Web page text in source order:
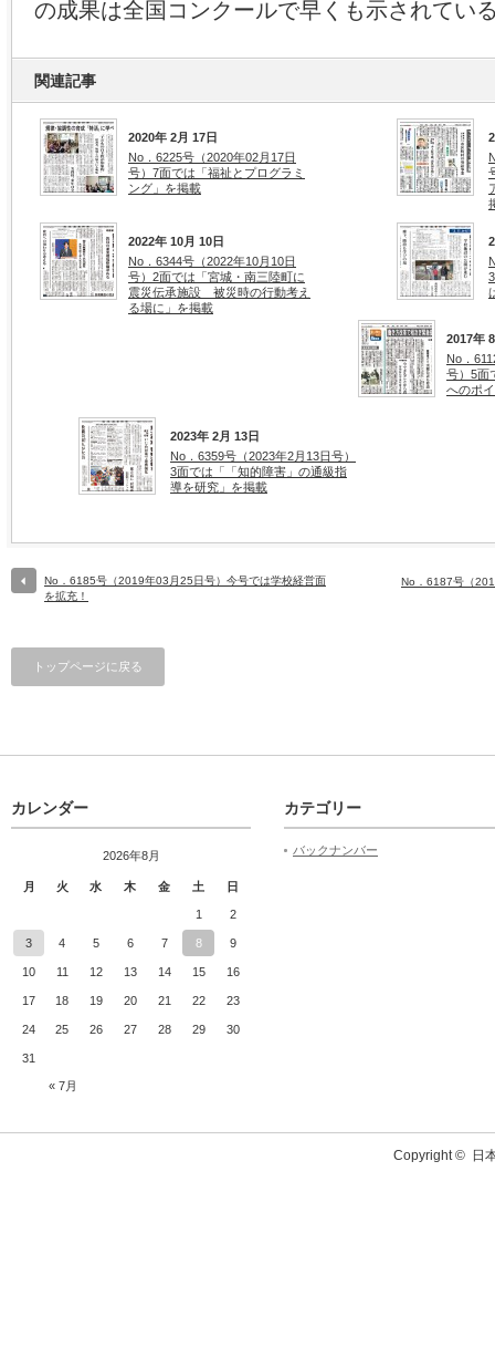
の成果は全国コンクールで早くも示されてい
関連記事
2020年 2月 17日
No．6225号（2020年02月17日
号）7面では「福祉とプログラミ
ング」を掲載
2022年 10月 10日
No．6344号（2022年10月10日
号）2面では「宮城・南三陸町に
震災伝承施設 被災時の行動考え
る場に」を掲載
2017年
No．
号）5面
へのポ
2023年 2月 13日
No．6359号（2023年2月13日号）
3面では「「知的障害」の通級指
導を研究」を掲載
No．6185号（2019年03月25日号）今号では学校経営面
を拡充！
No．6187号（
トップページに戻る
カレンダー
2026年8月
月 火 水 木 金 土 日
« 7月
1 2
3 4 5 6 7 8 9
10 11 12 13 14 15 16
17 18 19 20 21 22 23
24 25 26 27 28 29 30
31
カテゴリー
バックナンバー
Copyright © 日